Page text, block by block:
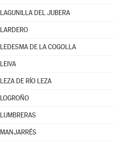
LAGUNILLA DEL JUBERA
LARDERO
LEDESMA DE LA COGOLLA
LEIVA
LEZA DE RÍO LEZA
LOGROÑO
LUMBRERAS
MANJARRÉS